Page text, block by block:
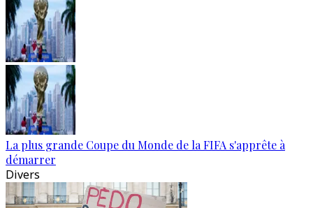
La plus grande Coupe du Monde de la FIFA s'apprête à
démarrer
Divers